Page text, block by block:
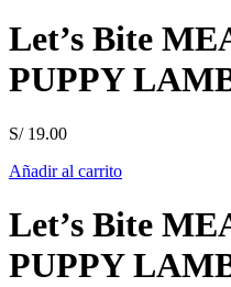
Let’s Bite
PUPPY
S/19.00
Añadir al carrito
Let’s Bite
PUPPY